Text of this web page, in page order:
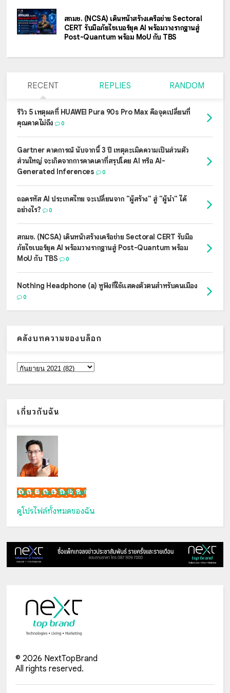
สกมช. (NCSA) เดินหน้าสร้างเครือข่าย Sectoral
CERT รับมือภัยไซเบอร์ยุค AI พร้อมวางรากฐานสู่
Post-Quantum พร้อม MoU กับ TBS
RECENT REPLIES RANDOM
รีวิว 5 เหตุผลที่ HUAWEI Pura 90s Pro Max คือจุดเปลี่ยนที่
คุณคาดไม่ถึง
0
Gartner คาดการณ์ นับจากนี้ 3 ปี เหตุละเมิดความเป็นส่วนตัว
ส่วนใหญ่ จะเกิดจากการคาดเดาที่สรุปโดย AI หรือ AI-
Generated Inferences
0
ถอดรหัส AI ประเทศไทย จะเปลี่ยนจาก "ผู้สร้าง" สู่ "ผู้นำ" ได้
อย่างไร?
0
สกมช. (NCSA) เดินหน้าสร้างเครือข่าย Sectoral CERT รับมือ
ภัยไซเบอร์ยุค AI พร้อมวางรากฐานสู่ Post-Quantum พร้อม
MoU กับ TBS
0
Nothing Headphone (a) หูฟังที่ใช้แสดงตัวตนสำหรับคนเมือง
0
คลังบทความของบล็อก
เกี่ยวกับฉัน
เน็กซ์ วรพล ลิ่มศิริวงศ์
ดูโปรไฟล์ทั้งหมดของฉัน
© 2026 NextTopBrand
All rights reserved.